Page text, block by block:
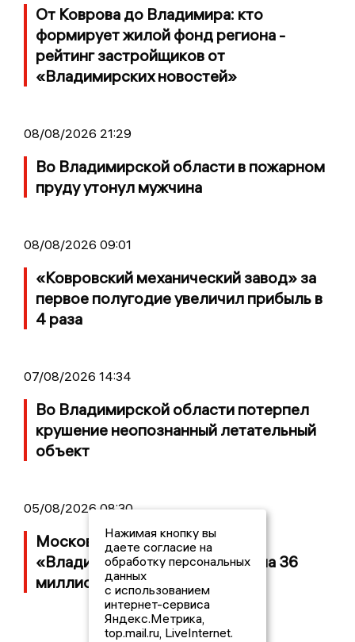
От Коврова до Владимира: кто
формирует жилой фонд региона -
рейтинг застройщиков от
«Владимирских новостей»
08/08/2026 21:29
Во Владимирской области в пожарном
пруду утонул мужчина
08/08/2026 09:01
«Ковровский механический завод» за
первое полугодие увеличил прибыль в
4 раза
07/08/2026 14:34
Во Владимирской области потерпел
крушение неопознанный летательный
объект
05/08/2026 08:30
Московский ЧОП подал иск к
«Владимирскому стандарту» на 36
миллионов рублей
Нажимая кнопку вы
даете согласие на
обработку персональных
данных
с использованием
интернет-сервиса
Яндекс.Метрика,
top.mail.ru, LiveInternet.